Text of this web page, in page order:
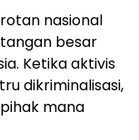
nasional
besar
Ketika aktivis
dikriminalisasi,
mana